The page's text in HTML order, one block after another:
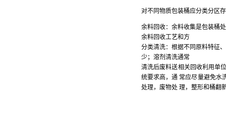
对不同物质包装桶应分类分区
余料回收： 余料收集是包装桶
余料回收工艺和方
分类清洗： 根据不同原料特征
少；溶剂清洗通常
清洗后废料送相关回收利用单
统要求高，通 常应尽量避免水
处理，废物处 理，整形和桶翻